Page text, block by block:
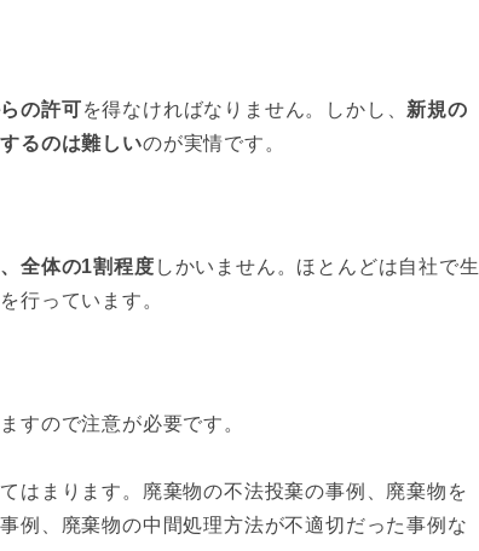
の許可を得なければなりません。しかし、 新規の
るのは難しいのが実情です。
全体の1割程度 しかいません。ほとんどは自社で生
行っています。
すので注意が必要です。
はまります。廃棄物の不法投棄の事例、廃棄物を
例、廃棄物の中間処理方法が不適切だった事例な